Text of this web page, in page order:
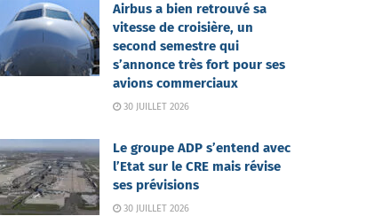
Airbus a bien retrouvé sa
vitesse de croisière, un
second semestre qui
s’annonce très fort pour ses
avions commerciaux
30 JUILLET 2026
Le groupe ADP s’entend avec
l’Etat sur le CRE mais révise
ses prévisions
30 JUILLET 2026